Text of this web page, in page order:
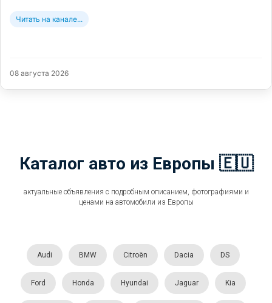
Читать на канале...
08 августа 2026
Каталог авто из Европы 🇪🇺
актуальные объявления с подробным описанием, фотографиями и
ценами на автомобили из Европы
Audi BMW Citroën Dacia DS
Ford Honda Hyundai Jaguar Kia